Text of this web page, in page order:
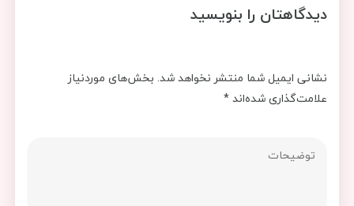
دیدگاهتان را بنویسید
نشانی ایمیل شما منتشر نخواهد شد. بخش‌های موردنیاز
علامت‌گذاری شده‌اند*